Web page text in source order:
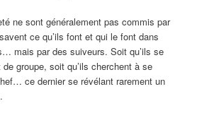
ne sont généralement pas commis par
ce qu’ils font et qui le font dans
mais par des suiveurs. Soit qu’ils se
groupe, soit qu’ils cherchent à se
ce dernier se révélant rarement un